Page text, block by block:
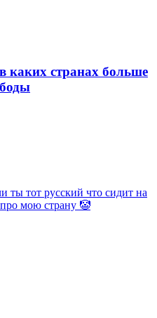
каких странах больше
ты тот русский что сидит на
мою страну 🤡